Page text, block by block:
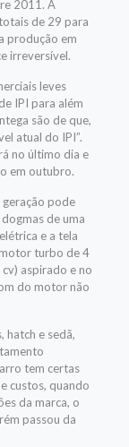
2011. A
de 29 para
produção em
irreversível.
leves
IPI para além
são de que,
atual do IPI”.
no último dia e
em outubro.
pode
de uma
e a tela
turbo de 4
aspirado e no
do motor não
e sedã,
tem certas
custos, quando
da marca, o
passou da